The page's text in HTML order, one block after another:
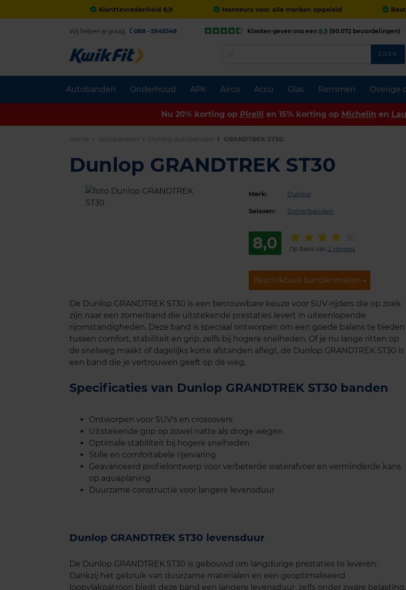
Klanttevredenheid 8,9 Monteurs voor alle merken opgeleid
Autobanden Onderhoud APK Airco Accu Glas Remmen Overige
Wij helpen je graag. 088 - 5945348 Klanten geven ons een 8,9 (90.072 beoordelingen)
ZOEK
Nu 20% korting op Pirelli en 15% korting op Michelin en
Home Autobanden Dunlop autobanden GRANDTREK ST30
Dunlop GRANDTREK ST30
Merk: Dunlop
Seizoen: Zomerbanden
8,0 Op basis van 2 reviews
Beschikbare bandenmaten
Beschikbare bandenmaten
De Dunlop GRANDTREK ST30 is een betrouwbare keuze voor SUV-rijders die op zoek
zijn naar een zomerband die uitstekende prestaties levert in uiteenlopende
rijomstandigheden. Deze band is speciaal ontworpen om een goede balans te bieden
tussen comfort, stabiliteit en grip, zelfs bij hogere snelheden. Of je nu lange ritten op
de snelweg maakt of dagelijks korte afstanden aflegt, de Dunlop GRANDTREK ST30 is
een band die je vertrouwen geeft op de weg.
Specificaties van Dunlop GRANDTREK ST30 banden
Ontworpen voor SUV's en crossovers
Uitstekende grip op zowel natte als droge wegen
Optimale stabiliteit bij hogere snelheden
Stille en comfortabele rijervaring
Geavanceerd profielontwerp voor verbeterde waterafvoer en verminderde kans
op aquaplaning
Duurzame constructie voor langere levensduur
Dunlop GRANDTREK ST30 levensduur
De Dunlop GRANDTREK ST30 is gebouwd om langdurige prestaties te leveren.
Dankzij het gebruik van duurzame materialen en een geoptimaliseerd
loopvlakpatroon biedt deze band een langere levensduur, zelfs onder zware belasting.